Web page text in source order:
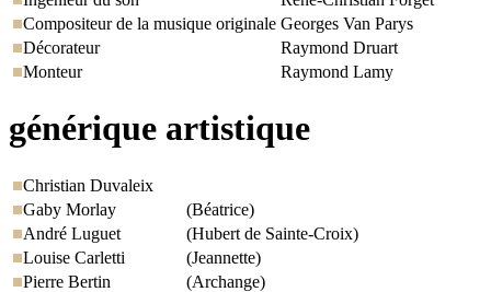
Compositeur de la musique originale Georges Van Parys
Décorateur
Raymond Druart
Monteur
Raymond Lamy
générique artistique
Christian Duvaleix
Gaby Morlay
(Béatrice)
André Luguet
(Hubert de Sainte-Croix)
Louise Carletti
(Jeannette)
Pierre Bertin
(Archange)